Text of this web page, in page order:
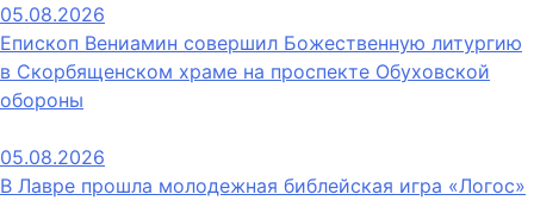
05.08.2026
Епископ Вениамин совершил Божественную литургию
в Скорбященском храме на проспекте Обуховской
обороны
05.08.2026
В Лавре прошла молодежная библейская игра «Логос»